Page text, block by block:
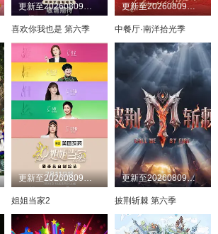
20260614 20260617 20260618
20260620 20260621 20260622
20260624 20260626
20260628 20260630
20260702 20260703 20260704
20260706 20260707 20260708
20260710 20260711 20260712
20260714 20260715 20260716
20260718 20260719 20260720
20260506 20260507 20260508
20260510 20260511 20260512
20260514 20260516
20260518 20260520
20260522 20260523 20260524
20260526 20260527 20260528
20260530 20260531 20260601
20260603 20260604 20260605
20260607 20260608 20260609
更新至20260809第10期陪看
喜欢你我也是 第六季
更新至20260809独家直拍第8期
中餐厅·南洋拾光季
更新至20260809姐姐请吃饭2第5期
姐姐当家2
更新至20260809超前企划第2期
披荆斩棘 第六季